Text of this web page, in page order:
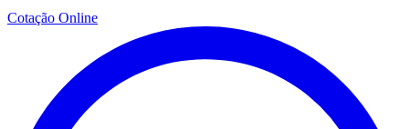
Cotação Online